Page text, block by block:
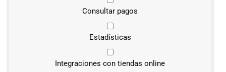
Consultar pagos
Estadísticas
Integraciones con tiendas online